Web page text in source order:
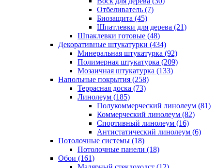
Отбеливатель (7)
Биозащита (45)
Шпатлевки для дерева (21)
Шпаклевки готовые (48)
Декоративные штукатурки (434)
Минеральная штукатурка (92)
Полимерная штукатурка (209)
Мозаичная штукатурка (133)
Напольные покрытия (258)
Террасная доска (73)
Линолеум (185)
Полукоммерческий линолеум (81)
Коммерческий линолеум (82)
Спортивный линолеум (16)
Антистатический линолеум (6)
Потолочные системы (18)
Потолочные панели (18)
Обои (161)